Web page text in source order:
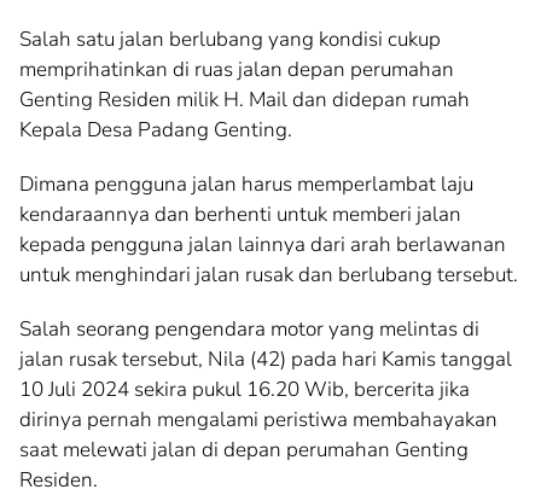
Salah satu jalan berlubang yang kondisi cukup
memprihatinkan di ruas jalan depan perumahan
Genting Residen milik H. Mail dan didepan rumah
Kepala Desa Padang Genting.
Dimana pengguna jalan harus memperlambat laju
kendaraannya dan berhenti untuk memberi jalan
kepada pengguna jalan lainnya dari arah berlawanan
untuk menghindari jalan rusak dan berlubang tersebut.
Salah seorang pengendara motor yang melintas di
jalan rusak tersebut, Nila (42) pada hari Kamis tanggal
10 Juli 2024 sekira pukul 16.20 Wib, bercerita jika
dirinya pernah mengalami peristiwa membahayakan
saat melewati jalan di depan perumahan Genting
Residen.